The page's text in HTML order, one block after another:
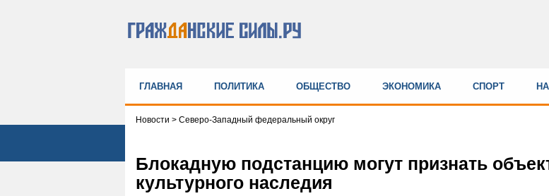
ГЛАВНАЯ ПОЛИТИКА ОБЩЕСТВО ЭКОНОМИКА СПОРТ
Новости > Северо-Западный федеральный округ
Блокадную подстанцию могут признать
культурного наследия